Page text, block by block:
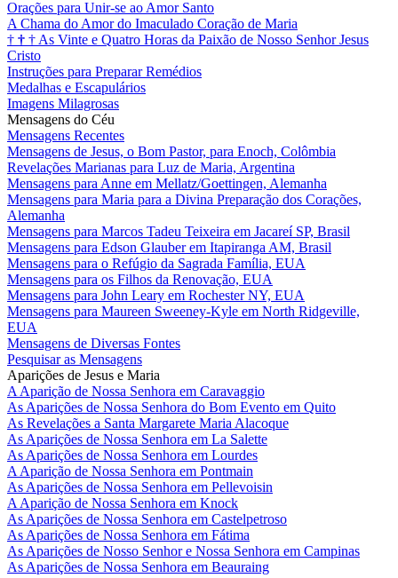
Orações para Unir-se ao Amor Santo
A Chama do Amor do Imaculado Coração de Maria
† † † As Vinte e Quatro Horas da Paixão de Nosso Senhor Jesus
Cristo
Instruções para Preparar Remédios
Medalhas e Escapulários
Imagens Milagrosas
Mensagens do Céu
Mensagens Recentes
Mensagens de Jesus, o Bom Pastor, para Enoch, Colômbia
Revelações Marianas para Luz de Maria, Argentina
Mensagens para Anne em Mellatz/Goettingen, Alemanha
Mensagens para Maria para a Divina Preparação dos Corações,
Alemanha
Mensagens para Marcos Tadeu Teixeira em Jacareí SP, Brasil
Mensagens para Edson Glauber em Itapiranga AM, Brasil
Mensagens para o Refúgio da Sagrada Família, EUA
Mensagens para os Filhos da Renovação, EUA
Mensagens para John Leary em Rochester NY, EUA
Mensagens para Maureen Sweeney-Kyle em North Ridgeville,
EUA
Mensagens de Diversas Fontes
Pesquisar as Mensagens
Aparições de Jesus e Maria
A Aparição de Nossa Senhora em Caravaggio
As Aparições de Nossa Senhora do Bom Evento em Quito
As Revelações a Santa Margarete Maria Alacoque
As Aparições de Nossa Senhora em La Salette
As Aparições de Nossa Senhora em Lourdes
A Aparição de Nossa Senhora em Pontmain
As Aparições de Nossa Senhora em Pellevoisin
A Aparição de Nossa Senhora em Knock
As Aparições de Nossa Senhora em Castelpetroso
As Aparições de Nossa Senhora em Fátima
As Aparições de Nosso Senhor e Nossa Senhora em Campinas
As Aparições de Nossa Senhora em Beauraing